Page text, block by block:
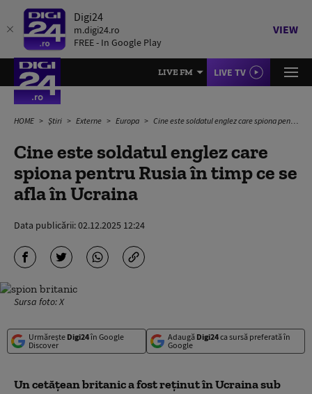
Digi24
m.digi24.ro
FREE - In Google Play
VIEW
LIVE FM LIVE TV
HOME Știri Externe Europa Cine este soldatul englez care spiona pentru Rusia în timp ce se afla în Ucraina
Cine este soldatul englez care
spiona pentru Rusia în timp ce se
afla în Ucraina
Data publicării:02.12.2025 12:24
Sursa foto: X
Urmărește Digi24în Google
Discover
Adaugă Digi24ca sursă preferată în
Google
Un cetăţean britanic a fost reţinut în Ucraina sub